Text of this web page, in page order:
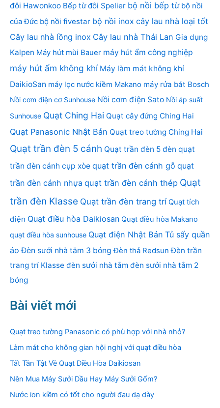
đôi Hawonkoo Bếp từ đôi Spelier bộ nồi bếp từ bộ nồi
của Đức bộ nồi fivestar bộ nồi inox cây lau nhà loại tốt
Cây lau nhà lồng inox Cây lau nhà Thái Lan Gia dụng
Kalpen Máy hút mùi Bauer máy hút ẩm công nghiệp
máy hút ẩm không khí Máy làm mát không khí
DaikioSan máy lọc nước kiềm Makano máy rửa bát Bosch
Nồi cơm điện cơ Sunhouse Nồi cơm điện Sato Nồi áp suất
Sunhouse Quạt Ching Hai Quạt cây đứng Ching Hai
Quạt Panasonic Nhật Bản Quạt treo tường Ching Hai
Quạt trần đèn 5 cánh Quạt trần đèn 5 đèn quạt
trần đèn cánh cụp xòe quạt trần đèn cánh gỗ quạt
trần đèn cánh nhựa quạt trần đèn cánh thép Quạt
trần đèn Klasse Quạt trần đèn trang trí Quạt tích
điện Quạt điều hòa Daikiosan Quạt điều hòa Makano
quạt điều hòa sunhouse Quạt điện Nhật Bản Tủ sấy quần
áo Đèn sưởi nhà tắm 3 bóng Đèn thả Redsun Đèn trần
trang trí Klasse đèn sưởi nhà tắm đèn sưởi nhà tắm 2
bóng
Bài viết mới
Quạt treo tường Panasonic có phù hợp với nhà nhỏ?
Làm mát cho không gian hội nghị với quạt điều hòa
Tất Tần Tật Về Quạt Điều Hòa Daikiosan
Nên Mua Máy Sưởi Dầu Hay Máy Sưởi Gốm?
Nước ion kiềm có tốt cho người đau dạ dày